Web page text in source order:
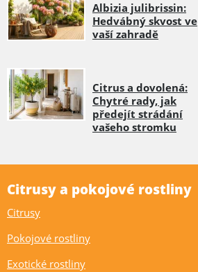
Albizia julibrissin:
Hedvábný skvost ve
vaší zahradě
Citrus a dovolená:
Chytré rady, jak
předejít strádání
vašeho stromku
Citrusy a pokojové rostliny
Citrusy
Pokojové rostliny
Exotické rostliny